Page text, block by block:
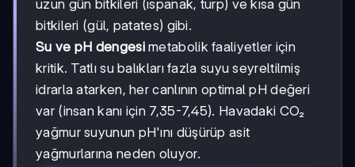
uzun gün bitkileri (ıspanak, turp) ve kısa gün
bitkileri (gül, patates) gibi.
Su ve pH dengesimetabolik faaliyetler için
kritik. Tatlı su balıkları fazla suyu seyreltilmiş
idrarla atarken, her canlının optimal pH değeri
var (insan kanı için 7,35-7,45). Havadaki CO₂
yağmur suyunun pH'ını düşürüp asit
yağmurlarına neden oluyor.